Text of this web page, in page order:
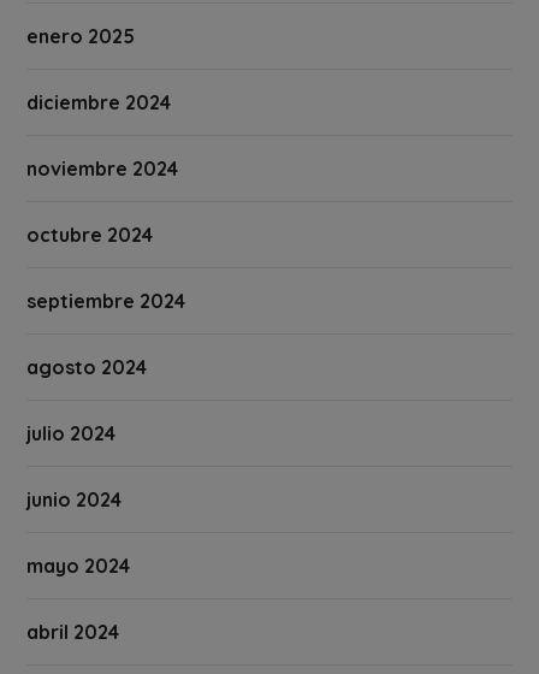
enero 2025
diciembre 2024
noviembre 2024
octubre 2024
septiembre 2024
agosto 2024
julio 2024
junio 2024
mayo 2024
abril 2024